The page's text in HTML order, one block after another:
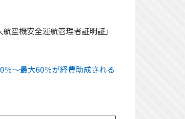
空機安全運航管理者証明証」
～最大60％が経費助成される